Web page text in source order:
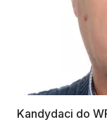
Kandydaci do